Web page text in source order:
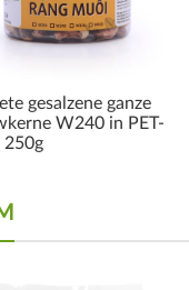
gesalzene ganze
W240 in PET-
250g